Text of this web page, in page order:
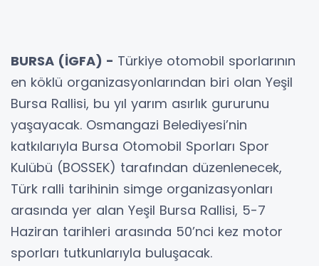
BURSA (İGFA) - Türkiye otomobil sporlarının
en köklü organizasyonlarından biri olan Yeşil
Bursa Rallisi, bu yıl yarım asırlık gururunu
yaşayacak. Osmangazi Belediyesi’nin
katkılarıyla Bursa Otomobil Sporları Spor
Kulübü (BOSSEK) tarafından düzenlenecek,
Türk ralli tarihinin simge organizasyonları
arasında yer alan Yeşil Bursa Rallisi, 5-7
Haziran tarihleri arasında 50’nci kez motor
sporları tutkunlarıyla buluşacak.